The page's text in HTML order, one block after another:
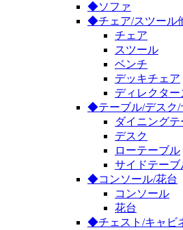
◆ソファ
◆チェア/スツール
チェア
スツール
ベンチ
デッキチェア
ディレクター
◆テーブル/デスク/
ダイニング
デスク
ローテーブル
サイドテー
◆コンソール/花台
コンソール
花台
◆チェスト/キャビ